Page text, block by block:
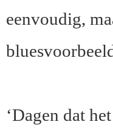
eenvoudig,
‘Dagen dat